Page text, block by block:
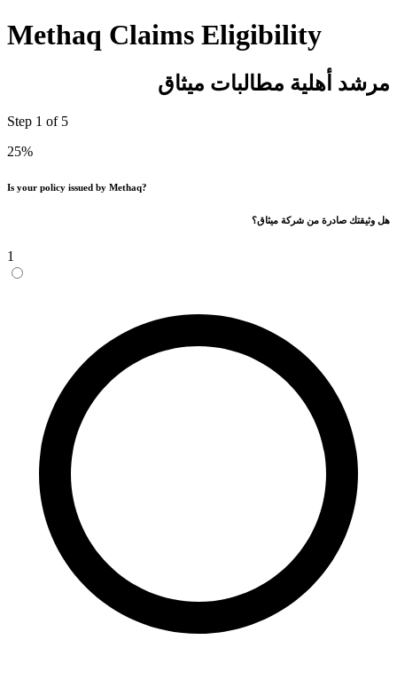
Methaq Claims Eligibility
مرشد أهلية مطالبات ميثاق
Step 1 of 5
25%
Is your policy issued by Methaq?
هل وثيقتك صادرة من شركة ميثاق؟
1